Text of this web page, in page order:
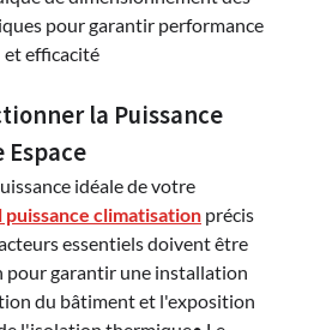
pour garantir performance
et efficacité
la Puissance
Espace
idéale de votre
puissance climatisation précis
essentiels doivent être
pour garantir une installation
du bâtiment et l'exposition